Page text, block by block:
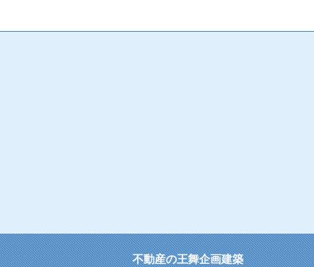
不動産の王舞企画建築